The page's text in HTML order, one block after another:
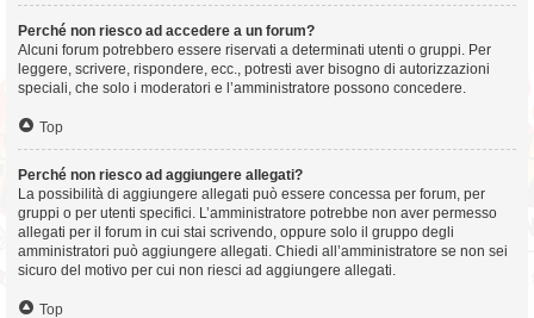
Perché non riesco ad accedere a un forum?
Alcuni forum potrebbero essere riservati a determinati utenti o gruppi. Per
leggere, scrivere, rispondere, ecc., potresti aver bisogno di autorizzazioni
speciali, che solo i moderatori e l’amministratore possono concedere.
Top
Perché non riesco ad aggiungere allegati?
La possibilità di aggiungere allegati può essere concessa per forum, per
gruppi o per utenti specifici. L’amministratore potrebbe non aver permesso
allegati per il forum in cui stai scrivendo, oppure solo il gruppo degli
amministratori può aggiungere allegati. Chiedi all’amministratore se non sei
sicuro del motivo per cui non riesci ad aggiungere allegati.
Top